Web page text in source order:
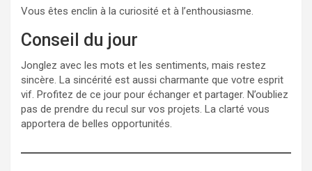
Vous êtes enclin à la curiosité et à l’enthousiasme.
Conseil du jour
Jonglez avec les mots et les sentiments, mais restez
sincère. La sincérité est aussi charmante que votre esprit
vif. Profitez de ce jour pour échanger et partager. N’oubliez
pas de prendre du recul sur vos projets. La clarté vous
apportera de belles opportunités.